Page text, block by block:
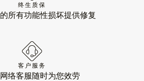
终生质保
所有功能性损坏提供修复
客户服务
络客服随时为您效劳